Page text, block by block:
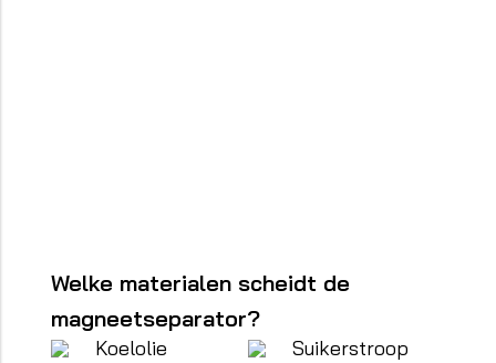
Welke materialen scheidt de
magneetseparator?
Koelolie
Suikerstroop